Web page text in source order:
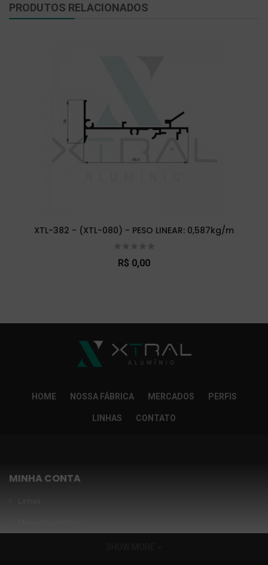
PRODUTOS RELACIONADOS
XTL-382 - (XTL-080) - PESO LINEAR: 0,587kg/m
R$ 0,00
HOME NOSSA FÁBRICA MERCADOS PERFIS
LINHAS CONTATO
MINHA CONTA